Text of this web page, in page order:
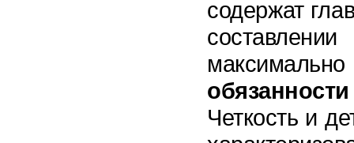
содержат
Четкость и